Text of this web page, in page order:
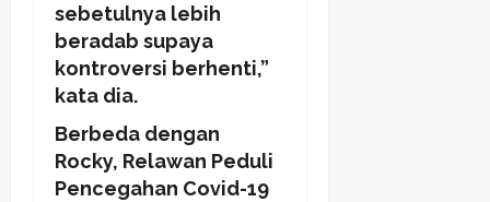
sebetulnya lebih
beradab supaya
kontroversi berhenti,”
kata dia.
Berbeda dengan
Rocky, Relawan Peduli
Pencegahan Covid-19